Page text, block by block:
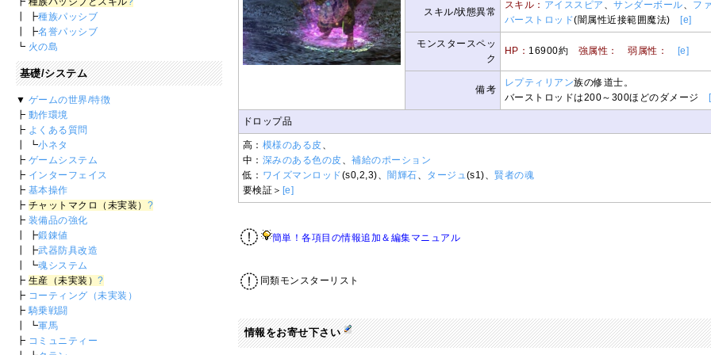
スキル/状態異常
スキル： アイススピア 、サンダーボール、 フ
バーストロッド(闇属性近接範囲魔法) [e]
モンスタースペッ
ク
HP： 16900約 強属性： 弱属性： [e]
備考
レプティリアン族の修道士。
バーストロッドは200～300ほどのダメージ
ドロップ品
高： 模様のある皮 、
中： 深みのある色の皮 、補給のポーション
低： ワイズマンロッド(s0,2,3)、 闇輝石、 タージュ(s1)、賢者の魂
要検証＞ [e]
簡単！各項目の情報追加＆編集マニュアル
同類モンスターリスト
情報をお寄せ下さい
┃ ┣種族パッシブ
┃ ┣名誉パッシブ
┗ 火の島
基礎/システム
▼ ゲームの世界/特徴
┣ 動作環境
┣ よくある質問
┃ ┗小ネタ
┣ ゲームシステム
┣ インターフェイス
┣ 基本操作
┣ チャットマクロ（未実装） ?
┣ 装備品の強化
┃ ┣鍛錬値
┃ ┣武器防具改造
┃ ┗魂システム
┣ 生産（未実装）?
┣ コーティング（未実装）
┣ 騎乗戦闘
┃ ┗軍馬
┣ コミュニティー